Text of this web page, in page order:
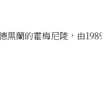
黑蘭的霍梅尼陵，由